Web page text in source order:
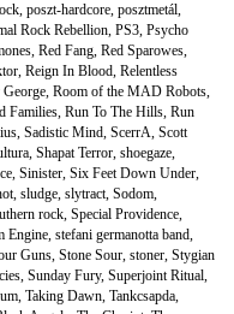
, poszt-hardcore, posztmetál,
Rock Rebellion, PS3, Psycho
, Red Fang, Red Sparowes,
, Reign In Blood, Relentless
, Room of the MAD Robots,
Families, Run To The Hills, Run
, Sadistic Mind, ScerrA, Scott
, Shapat Terror, shoegaze,
, Sinister, Six Feet Down Under,
, sludge, slytract, Sodom,
rock, Special Providence,
Engine, stefani germanotta band,
Guns, Stone Sour, stoner, Stygian
, Sunday Fury, Superjoint Ritual,
, Taking Dawn, Tankcsapda,